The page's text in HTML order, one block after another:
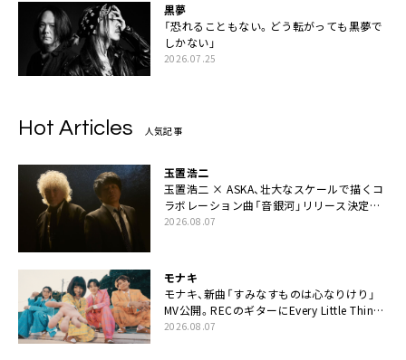
黒夢
「恐れることもない。どう転がっても黒夢で
しかない」
2026.07.25
Hot Articles 人気記事
玉置浩二
玉置浩二 × ASKA、壮大なスケールで描くコ
ラボレーション曲「音銀河」リリース決定。
カップリングには新曲「命の宿り」収録も
2026.08.07
モナキ
モナキ、新曲「すみなすものは心なりけり」
MV公開。RECのギターにEvery Little Thing・
伊藤一朗参加も
2026.08.07